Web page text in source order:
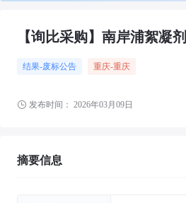
【询比采购】南岸浦絮凝
结果-废标公告 重庆-重庆
发布时间： 2026年03月09日
摘要信息